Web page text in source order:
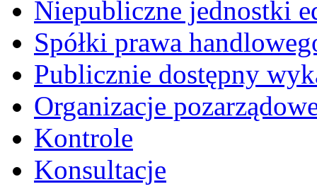
Niepubliczne jednostki
Spółki prawa
Publicznie dostępny
Organizacje
Kontrole
Konsultacje